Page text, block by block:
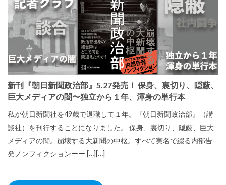
新刊『朝日新聞政治部』5.27発売！ 保身、裏切り、隠蔽、
巨大メディアの闇〜独立から１年、渾身の単行本
私が朝日新聞社を49歳で退職して１年。『朝日新聞政治部』（講
談社）を刊行することになりました。 保身、裏切り、隠蔽、巨大
メディアの闇。崩壊する大新聞の中枢。すべて実名で綴る内部告
発ノンフィクションーー […][…]